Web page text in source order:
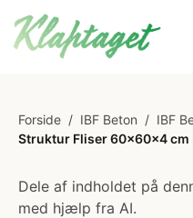
Forside / IBF Beton / IBF
Struktur Fliser 60x60x4 cm
Dele af indholdet på
med hjælp fra AI.